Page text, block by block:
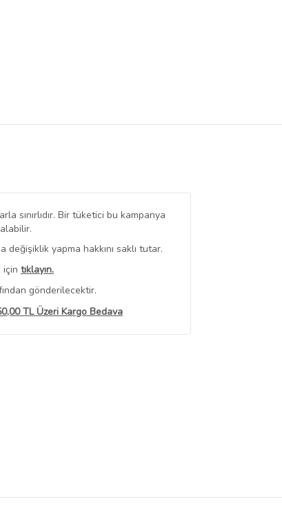
sınırlıdır. Bir tüketici bu kampanya
değişiklik yapma hakkını saklı tutar.
için tıklayın.
gönderilecektir.
TL Üzeri Kargo Bedava